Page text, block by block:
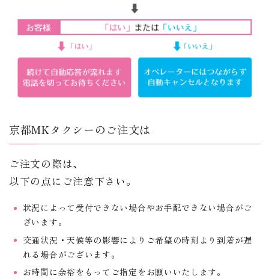
京都MKタクシーのご注文は
ご注文の際は、
以下の点にご注意下さい。
状況によって受付できない場合やお手配できない場合がご
ざいます。
交通状況・天候等の影響によりご希望の時刻より到着が遅
れる場合がございます。
お時間に余裕をもってご指定をお願いいたします。